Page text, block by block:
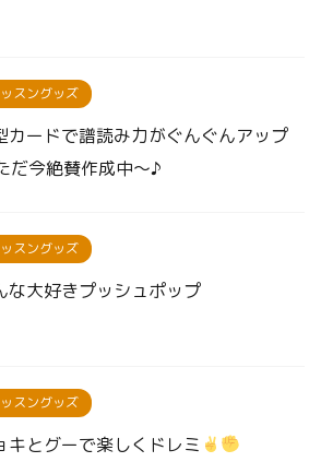
スングッズ
カードで譜読み力がぐんぐんアップ
だ今絶賛作成中〜♪
スングッズ
な大好きプッシュポップ
スングッズ
キとグーで楽しくドレミ